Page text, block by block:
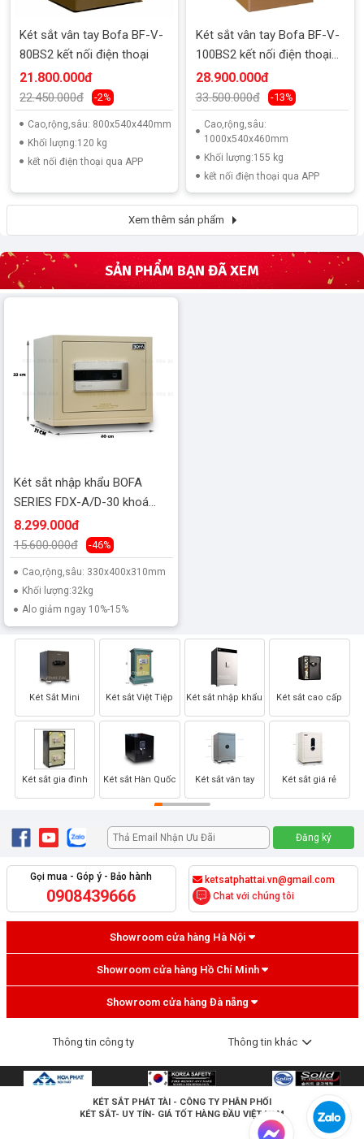
Két sắt vân tay Bofa BF-V-
80BS2 kết nối điện thoại
21.800.000đ
22.450.000đ -2%
Cao,rộng,sâu: 800x540x440mm
Khối lượng:120 kg
kết nối điện thoại qua APP
Két sắt vân tay Bofa BF-V-
100BS2 kết nối điện thoại
thông minh
28.900.000đ
33.500.000đ -13%
Cao,rộng,sâu:
1000x540x460mm
Khối lượng:155 kg
kết nối điện thoại qua APP
Xem thêm sản phẩm
SẢN PHẨM BẠN ĐÃ XEM
Két sắt nhập khẩu BOFA
SERIES FDX-A/D-30 khoá
vân tay c
8.299.000đ
15.600.000đ -46%
Cao,rộng,sâu: 330x400x310mm
Khối lượng:32kg
Alo giảm ngay 10%-15%
Két Sắt Mini
Két sắt gia đình
Két sắt Việt Tiệp
Két sắt Hàn Quốc
Két sắt nhập khẩu
Két sắt vân tay
Két sắt cao cấp
Két sắt giá rẻ
Gọi mua - Góp ý - Bảo hành
0908439666
ketsatphattai.vn@gmail.com
Chat với chúng tôi
Showroom cửa hàng Hà Nội
Showroom cửa hàng Hồ Chí Minh
Showroom cửa hàng Đà nẵng
Thông tin công ty Thông tin khác
KÉT SẮT PHÁT TÀI - CÔNG TY PHÂN PHỐI
KÉT SẮT- UY TÍN- GIÁ TỐT HÀNG ĐẦU VIỆT NAM